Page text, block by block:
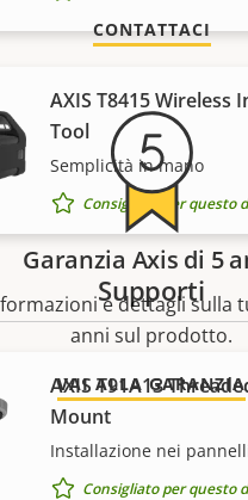
AXIS T8415 Wireless
Tool
Semplicità in mano
Consigliato per questo
Supporti
AXIS T91A13
Mount
Installazione nei
Consigliato per questo
CONTATTACI
Garanzia Axis di 5
e dettagli sulla
anni sul prodotto.
VAI ALLA GARANZIA